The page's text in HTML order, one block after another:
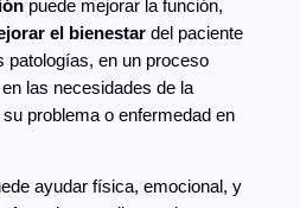
puede mejorar la función,
el bienestar del paciente
patologías, en un proceso
las necesidades de la
problema o enfermedad en
ayudar física, emocional, y